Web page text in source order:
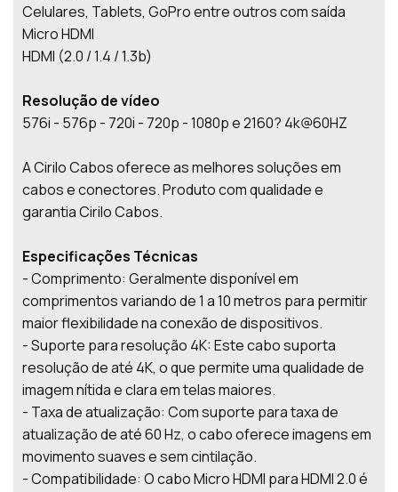
Celulares, Tablets, GoPro entre outros com saída
Micro HDMI
HDMI (2.0 / 1.4 / 1.3b)
Resolução de vídeo
576i - 576p - 720i - 720p - 1080p e 2160? 4k@60HZ
A Cirilo Cabos oferece as melhores soluções em
cabos e conectores. Produto com qualidade e
garantia Cirilo Cabos.
Especificações Técnicas
- Comprimento: Geralmente disponível em
comprimentos variando de 1 a 10 metros para permitir
maior flexibilidade na conexão de dispositivos.
- Suporte para resolução 4K: Este cabo suporta
resolução de até 4K, o que permite uma qualidade de
imagem nítida e clara em telas maiores.
- Taxa de atualização: Com suporte para taxa de
atualização de até 60 Hz, o cabo oferece imagens em
movimento suaves e sem cintilação.
- Compatibilidade: O cabo Micro HDMI para HDMI 2.0 é